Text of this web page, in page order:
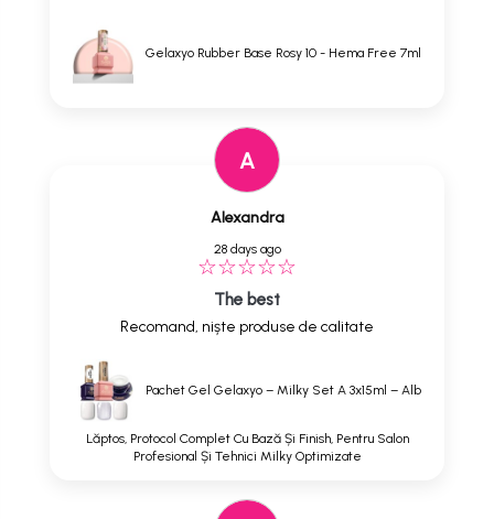
Gelaxyo Rubber Base Rosy 10 - Hema Free 7ml
A
Alexandra
28 days ago
The best
Recomand, niște produse de calitate
Pachet Gel Gelaxyo – Milky Set A 3x15ml – Alb
Lăptos, Protocol Complet Cu Bază Și Finish, Pentru Salon
Profesional Și Tehnici Milky Optimizate